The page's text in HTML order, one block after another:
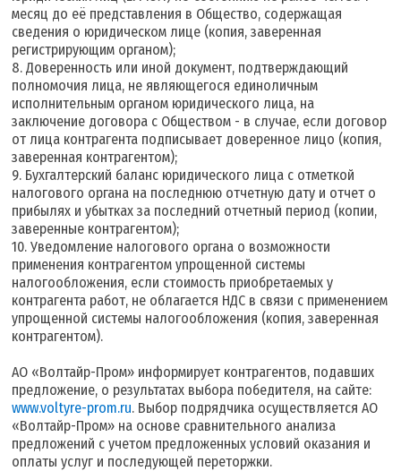
месяц до её представления в Общество, содержащая
сведения о юридическом лице (копия, заверенная
регистрирующим органом);
8. Доверенность или иной документ, подтверждающий
полномочия лица, не являющегося единоличным
исполнительным органом юридического лица, на
заключение договора с Обществом - в случае, если договор
от лица контрагента подписывает доверенное лицо (копия,
заверенная контрагентом);
9. Бухгалтерский баланс юридического лица с отметкой
налогового органа на последнюю отчетную дату и отчет о
прибылях и убытках за последний отчетный период (копии,
заверенные контрагентом);
10. Уведомление налогового органа о возможности
применения контрагентом упрощенной системы
налогообложения, если стоимость приобретаемых у
контрагента работ, не облагается НДС в связи с применением
упрощенной системы налогообложения (копия, заверенная
контрагентом).
АО «Волтайр-Пром» информирует контрагентов, подавших
предложение, о результатах выбора победителя, на сайте:
www.voltyre-prom.ru. Выбор подрядчика осуществляется АО
«Волтайр-Пром» на основе сравнительного анализа
предложений с учетом предложенных условий оказания и
оплаты услуг и последующей переторжки.